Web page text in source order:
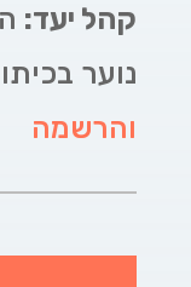
קהל יעד:
נוער
והרשמה